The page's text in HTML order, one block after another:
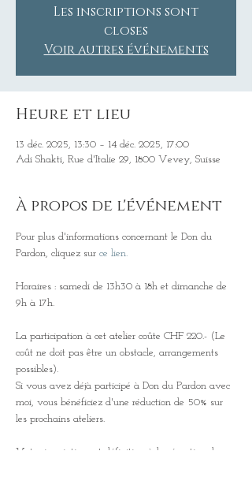
Les inscriptions sont
closes
Voir autres événements
Heure et lieu
13 déc. 2025, 13:30 – 14 déc. 2025, 17:00
Adi Shakti, Rue d'Italie 29, 1800 Vevey, Suisse
À propos de l'événement
Pour plus d'informations concernant le Don du
Pardon, cliquez sur ce lien.
Horaires : samedi de 13h30 à 18h et dimanche de
9h à 17h.
La participation à cet atelier coûte CHF 220.- (Le
coût ne doit pas être un obstacle, arrangements
possibles).
Si vous avez déjà participé à Don du Pardon avec
moi, vous bénéficiez d'une réduction de 50% sur
les prochains ateliers.
Votre inscription est définitive à la réception de ce